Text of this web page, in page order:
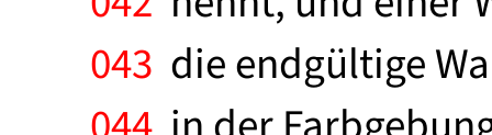
043 die endgültige